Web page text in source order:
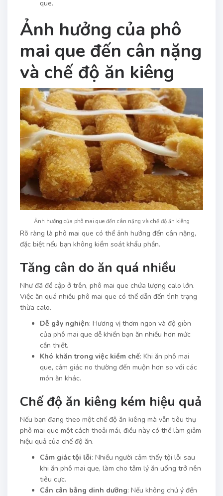
que.
Ảnh hưởng của phô
mai que đến cân nặng
và chế độ ăn kiêng
Ảnh hưởng của phô mai que đến cân nặng và chế độ ăn kiêng
Rõ ràng là phô mai que có thể ảnh hưởng đến cân nặng,
đặc biệt nếu bạn không kiểm soát khẩu phần.
Tăng cân do ăn quá nhiều
Như đã đề cập ở trên, phô mai que chứa lượng calo lớn.
Việc ăn quá nhiều phô mai que có thể dẫn đến tình trạng
thừa calo.
Dễ gây nghiện: Hương vị thơm ngon và độ giòn
của phô mai que dễ khiến bạn ăn nhiều hơn mức
cần thiết.
Khó khăn trong việc kiềm chế: Khi ăn phô mai
que, cảm giác no thường đến muộn hơn so với các
món ăn khác.
Chế độ ăn kiêng kém hiệu quả
Nếu bạn đang theo một chế độ ăn kiêng mà vẫn tiêu thụ
phô mai que một cách thoải mái, điều này có thể làm giảm
hiệu quả của chế độ ăn.
Cảm giác tội lỗi: Nhiều người cảm thấy tội lỗi sau
khi ăn phô mai que, làm cho tâm lý ăn uống trở nên
tiêu cực.
Cần cân bằng dinh dưỡng: Nếu không chú ý đến